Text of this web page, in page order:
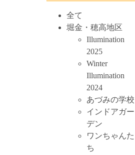
全て
堀金・穂高地区
Illumination
2025
Winter
Illumination
2024
あづみの学校
インドアガー
デン
ワンちゃんた
ち